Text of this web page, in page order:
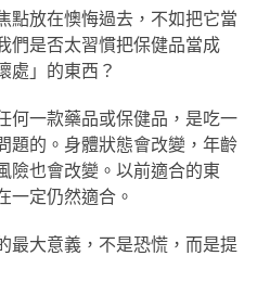
點放在懊悔過去，不如把它當
們是否太習慣把保健品當成
處」的東西？
何一款藥品或保健品，是吃一
題的。身體狀態會改變，年齡
險也會改變。以前適合的東
一定仍然適合。
最大意義，不是恐慌，而是提